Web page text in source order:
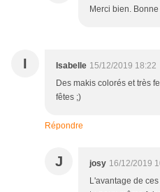
Merci bien.
I Isabelle 15/12/2019 18:22
Des makis colorés et très
fêtes ;)
Répondre
J josy 16/12/2019
L'avantage de